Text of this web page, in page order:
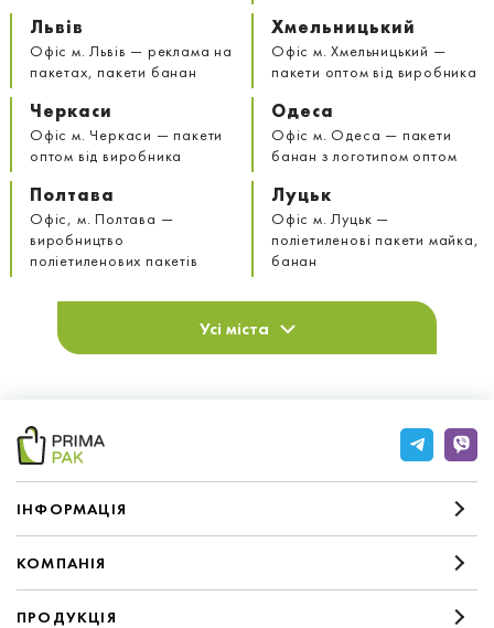
Львів
Офіс м. Львів — реклама на
пакетах, пакети банан
Хмельницький
Офіс м. Хмельницький —
пакети оптом від виробника
Черкаси
Офіс м. Черкаси — пакети
оптом від виробника
Одеса
Офіс м. Одеса — пакети
банан з логотипом оптом
Полтава
Офіс, м. Полтава —
виробництво
поліетиленових пакетів
Луцьк
Офіс м. Луцьк —
поліетиленові пакети майка,
банан
Усі міста
IНФОРМАЦIЯ
КОМПАНIЯ
ПРОДУКЦІЯ